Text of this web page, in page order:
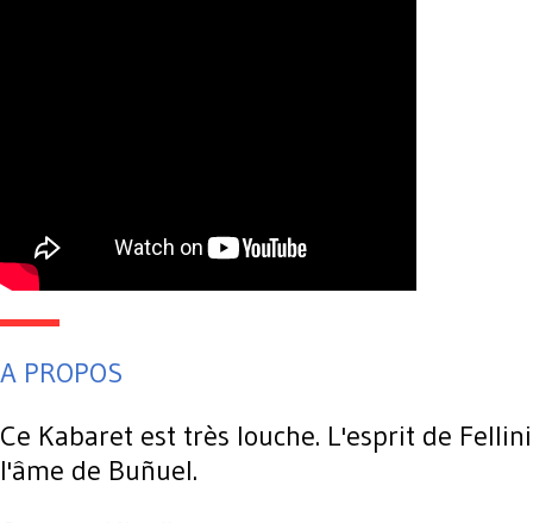
A PROPOS
Ce Kabaret est très louche. L'esprit de
l'âme de Buñuel.